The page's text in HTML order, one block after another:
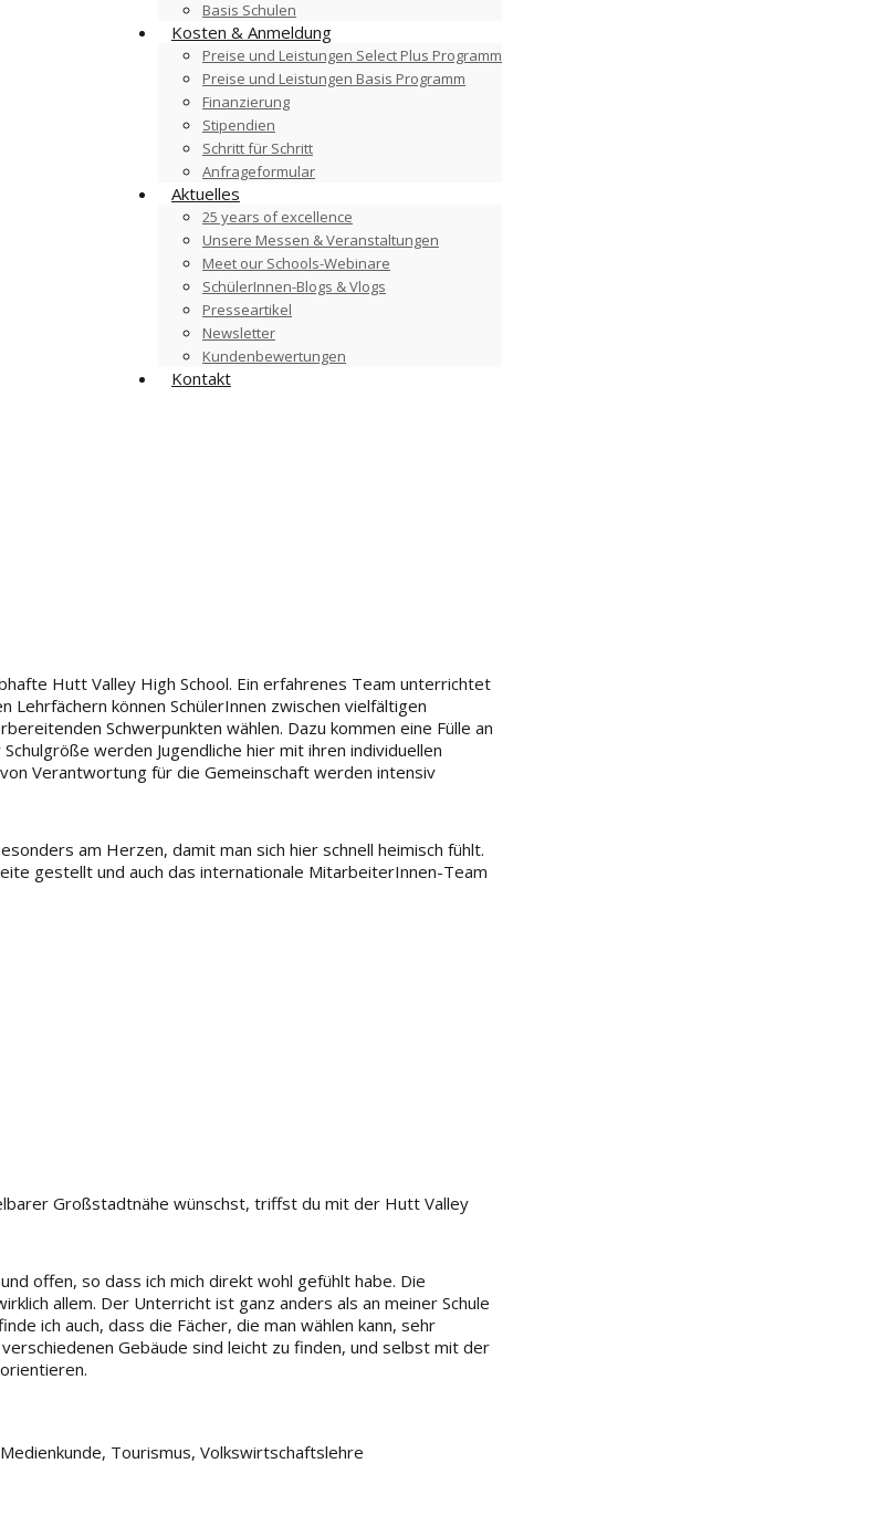
Basis Schulen
Kosten & Anmeldung
Preise und Leistungen Select Plus Programm
Preise und Leistungen Basis Programm
Finanzierung
Stipendien
Schritt für Schritt
Anfrageformular
Aktuelles
25 years of excellence
Unsere Messen & Veranstaltungen
Meet our Schools-Webinare
SchülerInnen-Blogs & Vlogs
Presseartikel
Newsletter
Kundenbewertungen
Kontakt
Hutt Valley High School. Ein erfahrenes Team unterrichtet
können SchülerInnen zwischen vielfältigen
Schwerpunkten wählen. Dazu kommen eine Fülle an
werden Jugendliche hier mit ihren individuellen
Verantwortung für die Gemeinschaft werden intensiv
am Herzen, damit man sich hier schnell heimisch fühlt.
gestellt und auch das internationale MitarbeiterInnen-Team
Großstadtnähe wünschst, triffst du mit der Hutt Valley
offen, so dass ich mich direkt wohl gefühlt habe. Die
allem. Der Unterricht ist ganz anders als an meiner Schule
ich auch, dass die Fächer, die man wählen kann, sehr
Gebäude sind leicht zu finden, und selbst mit der
Tourismus, Volkswirtschaftslehre